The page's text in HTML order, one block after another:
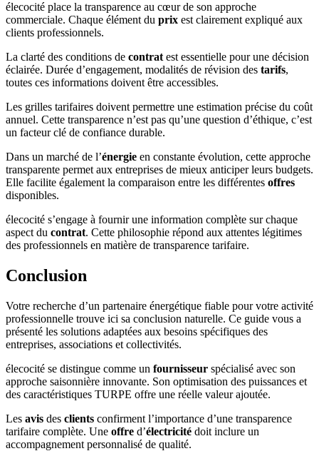
élecocité place la transparence au cœur de son approche
commerciale. Chaque élément du prix est clairement expliqué aux
clients professionnels.
La clarté des conditions de contrat est essentielle pour une décision
éclairée. Durée d’engagement, modalités de révision des tarifs,
toutes ces informations doivent être accessibles.
Les grilles tarifaires doivent permettre une estimation précise du coût
annuel. Cette transparence n’est pas qu’une question d’éthique, c’est
un facteur clé de confiance durable.
Dans un marché de l’énergie en constante évolution, cette approche
transparente permet aux entreprises de mieux anticiper leurs budgets.
Elle facilite également la comparaison entre les différentes offres
disponibles.
élecocité s’engage à fournir une information complète sur chaque
aspect du contrat. Cette philosophie répond aux attentes légitimes
des professionnels en matière de transparence tarifaire.
Conclusion
Votre recherche d’un partenaire énergétique fiable pour votre activité
professionnelle trouve ici sa conclusion naturelle. Ce guide vous a
présenté les solutions adaptées aux besoins spécifiques des
entreprises, associations et collectivités.
élecocité se distingue comme un fournisseur spécialisé avec son
approche saisonnière innovante. Son optimisation des puissances et
des caractéristiques TURPE offre une réelle valeur ajoutée.
Les avis des clients confirment l’importance d’une transparence
tarifaire complète. Une offre d’électricité doit inclure un
accompagnement personnalisé de qualité.